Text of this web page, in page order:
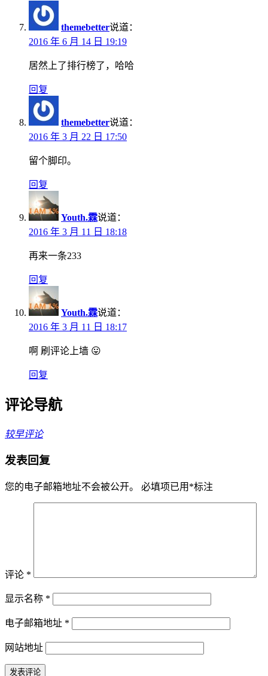
themebetter说道：
2016 年 6 月 14 日 19:19
居然上了排行榜了，哈哈
回复
themebetter说道：
2016 年 3 月 22 日 17:50
留个脚印。
回复
Youth.霖说道：
2016 年 3 月 11 日 18:18
再来一条233
回复
Youth.霖说道：
2016 年 3 月 11 日 18:17
啊 刷评论上墙 😛
回复
评论导航
较早评论
发表回复
您的电子邮箱地址不会被公开。 必填项已用 *标注
评论 *
显示名称 *
电子邮箱地址 *
网站地址